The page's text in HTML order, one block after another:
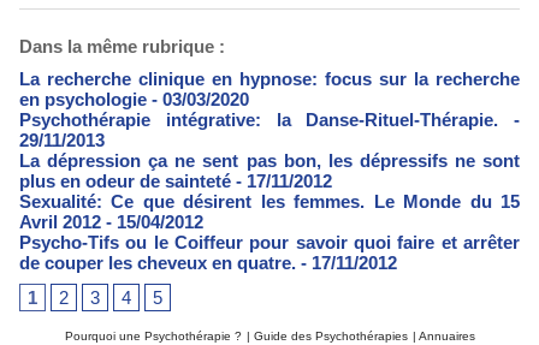
Dans la même rubrique :
La recherche clinique en hypnose: focus sur la recherche
en psychologie - 03/03/2020
Psychothérapie intégrative: la Danse-Rituel-Thérapie.
-
29/11/2013
La dépression ça ne sent pas bon, les dépressifs ne sont
plus en odeur de sainteté - 17/11/2012
Sexualité: Ce que désirent les femmes. Le Monde du 15
Avril 2012 - 15/04/2012
Psycho-Tifs ou le Coiffeur pour savoir quoi faire et arrêter
de couper les cheveux en quatre. - 17/11/2012
1
2 3 4 5
Pourquoi une Psychothérapie ? | Guide des Psychothérapies | Annuaires